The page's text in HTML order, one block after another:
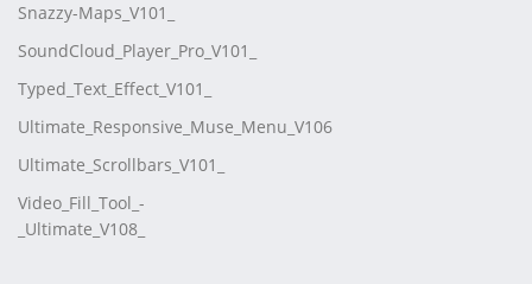
Snazzy-Maps_V101_
SoundCloud_Player_Pro_V101_
Typed_Text_Effect_V101_
Ultimate_Responsive_Muse_Menu_V106
Ultimate_Scrollbars_V101_
Video_Fill_Tool_-
_Ultimate_V108_